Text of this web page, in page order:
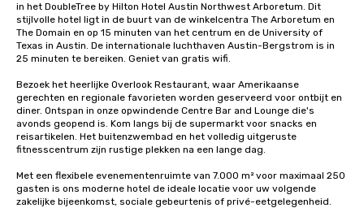
in het DoubleTree by Hilton Hotel Austin Northwest Arboretum. Dit
stijlvolle hotel ligt in de buurt van de winkelcentra The Arboretum en
The Domain en op 15 minuten van het centrum en de University of
Texas in Austin. De internationale luchthaven Austin-Bergstrom is in
25 minuten te bereiken. Geniet van gratis wifi.
Bezoek het heerlijke Overlook Restaurant, waar Amerikaanse
gerechten en regionale favorieten worden geserveerd voor ontbijt en
diner. Ontspan in onze opwindende Centre Bar and Lounge die's
avonds geopend is. Kom langs bij de supermarkt voor snacks en
reisartikelen. Het buitenzwembad en het volledig uitgeruste
fitnesscentrum zijn rustige plekken na een lange dag.
Met een flexibele evenementenruimte van 7.000 m² voor maximaal 250
gasten is ons moderne hotel de ideale locatie voor uw volgende
zakelijke bijeenkomst, sociale gebeurtenis of privé-eetgelegenheid.